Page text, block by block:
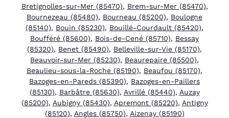
Bretignolles-sur-Mer (85470), Brem-sur-Mer (85470),
Bournezeau (85480), Bourneau (85200), Boulogne
(85140), Bouin (85230), Bouillé-Courdault (85420),
Boufféré (85600), Bois-de-Cené (85710), Bessay
(85320), Benet (85490), Belleville-sur-Vie (85170),
Beauvoir-sur-Mer (85230), Beaurepaire (85500),
Beaulieu-sous-la-Roche (85190), Beaufou (85170),
Bazoges-en-Pareds (85390), Bazoges-en-Paillers
(85130), Barbâtre (85630), Avrillé (85440), Auzay
(85200), Aubigny (85430), Apremont (85220), Antigny
(85120), Angles (85750), Aizenay (85190)